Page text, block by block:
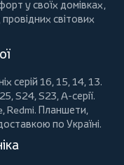
у своїх домівках,
провідних світових
серій 16, 15, 14, 13.
S24, S23, A-серії.
Redmi. Планшети,
по Україні.